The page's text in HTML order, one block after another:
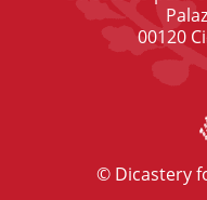
00120
© Dicastery